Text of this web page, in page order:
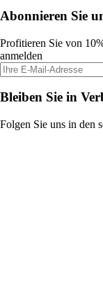
Abonnieren Sie
Profitieren Sie von
anmelden
Bleiben Sie in
Folgen Sie uns in den